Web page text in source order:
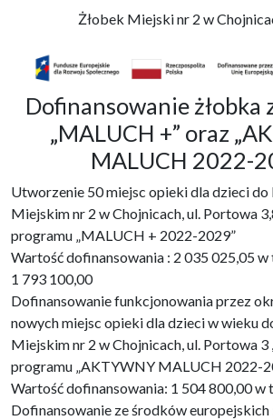
Żłobek Miejski nr 2 w
Dofinansowanie żłobka
„MALUCH +” oraz
MALUCH 2022-
Utworzenie 50 miejsc opieki dla dzieci do
Miejskim nr 2 w Chojnicach, ul. Portowa
programu „MALUCH + 2022-2029”
Wartość dofinansowania : 2 035 025,05
1 793 100,00
Dofinansowanie funkcjonowania przez
nowych miejsc opieki dla dzieci w wieku
Miejskim nr 2 w Chojnicach, ul. Portowa 3
programu „AKTYWNY MALUCH 2022-
Wartość dofinansowania: 1 504 800,00 w
Dofinansowanie ze środków europejskich